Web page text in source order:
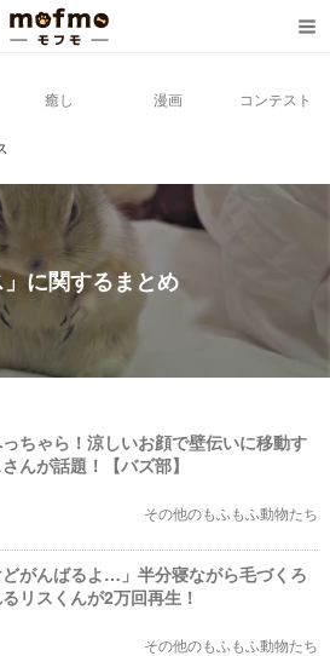
癒し 漫画 コンテスト
」に関するまとめ
ちゃら！涼しいお顔で壁伝いに移動す
んが話題！【バズ部】
その他のもふもふ動物たち
どがんばるよ…」半分寝ながら毛づくろ
リスくんが2万回再生！
その他のもふもふ動物たち